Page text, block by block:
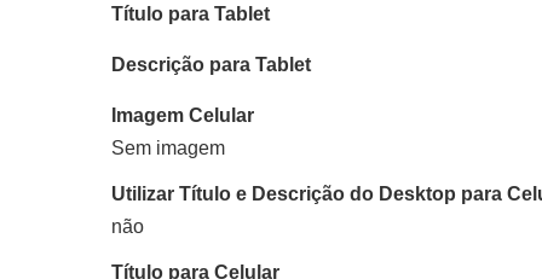
Título para Tablet
Descrição para Tablet
Imagem Celular
Sem imagem
Utilizar Título e Descrição do Desktop para
não
Título para Celular